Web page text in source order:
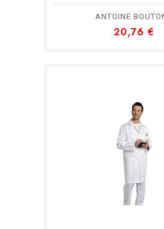
ANTOINE
20,76 €